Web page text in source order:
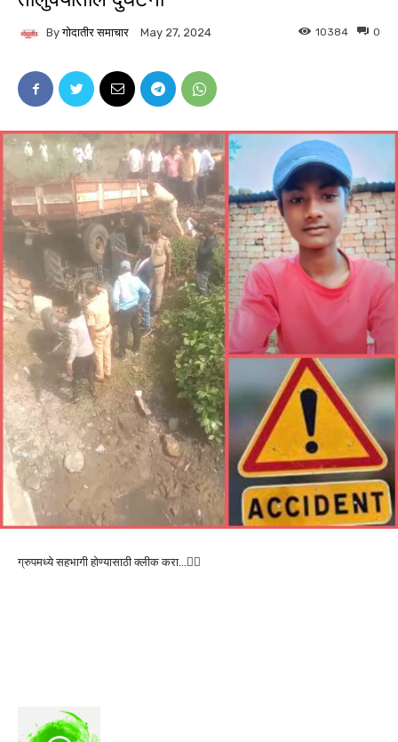
By गोदातीर समाचार May 27, 2024 0
10384
ग्रुपमध्ये सहभागी होण्यासाठी क्लीक करा…👆🏻